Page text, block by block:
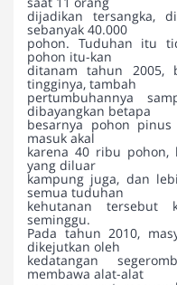
dijadikan tersangka,
sebanyak 40.000
pohon. Tuduhan itu
pohon itu-kan
ditanam tahun 2005,
tingginya, tambah
pertumbuhannya
dibayangkan betapa
besarnya pohon
masuk akal
karena 40 ribu
yang diluar
kampung juga, dan
semua tuduhan
kehutanan tersebut
seminggu.
Pada tahun 2010,
dikejutkan oleh
kedatangan
membawa alat-alat